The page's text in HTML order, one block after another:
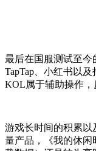
最后在国服测试至今
TapTap、小红书以
KOL属于辅助操作，
游戏长时间的积累以
量产品，《我的休闲